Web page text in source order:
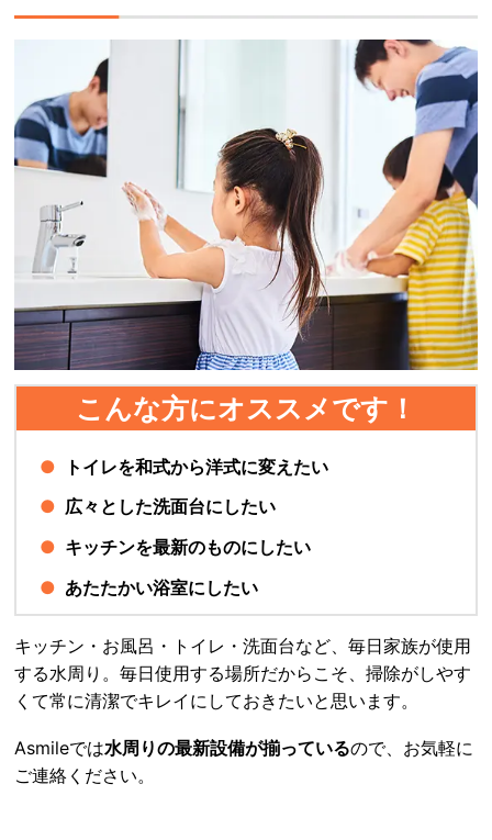
こんな方にオススメです！
トイレを和式から洋式に変えたい
広々とした洗面台にしたい
キッチンを最新のものにしたい
あたたかい浴室にしたい
キッチン・お風呂・トイレ・洗面台など、毎日家族が使用
する水周り。毎日使用する場所だからこそ、掃除がしやす
くて常に清潔でキレイにしておきたいと思います。
Asmileでは水周りの最新設備が揃っているので、お気軽に
ご連絡ください。